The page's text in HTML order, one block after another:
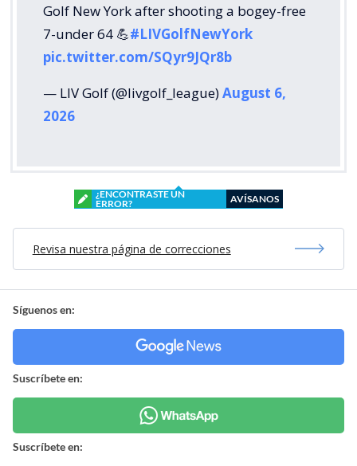
Golf New York after shooting a bogey-free
7-under 64 💪#LIVGolfNewYork
pic.twitter.com/SQyr9JQr8b
— LIV Golf (@livgolf_league)August 6,
2026
¿ENCONTRASTE UN
ERROR?
AVÍSANOS
Revisa nuestra página de correcciones
Síguenos en:
Suscríbete en:
Suscríbete en: